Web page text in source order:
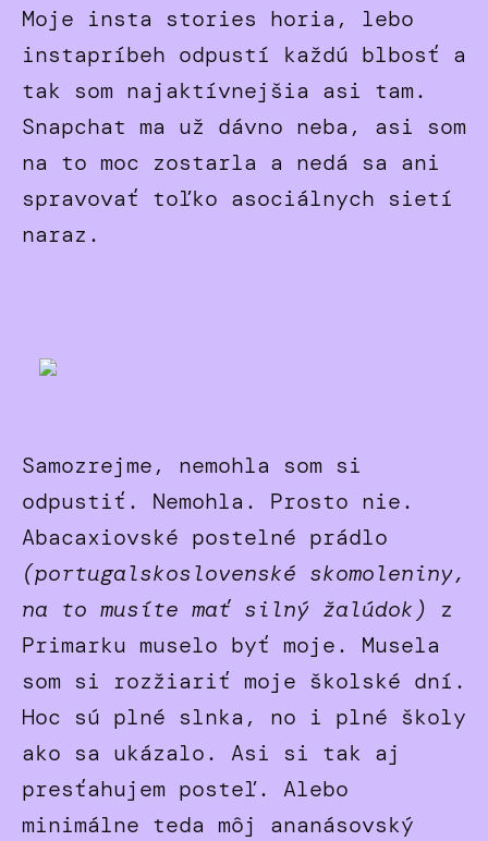
Moje insta stories horia, lebo
instapríbeh odpustí každú blbosť a
tak som najaktívnejšia asi tam.
Snapchat ma už dávno neba, asi som
na to moc zostarla a nedá sa ani
spravovať toľko asociálnych sietí
naraz.
Samozrejme, nemohla som si
odpustiť. Nemohla. Prosto nie.
Abacaxiovské postelné prádlo
(portugalskoslovenské skomoleniny,
na to musíte mať silný žalúdok) z
Primarku muselo byť moje. Musela
som si rozžiariť moje školské dní.
Hoc sú plné slnka, no i plné školy
ako sa ukázalo. Asi si tak aj
presťahujem posteľ. Alebo
minimálne teda môj ananásovský